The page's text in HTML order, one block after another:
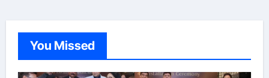
You Missed